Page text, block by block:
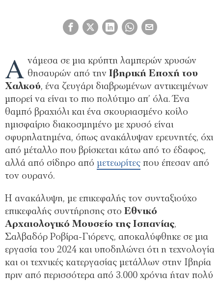
Α νάμεσα σε μια κρύπτη λαμπερών χρυσών
θησαυρών από τηνΙβηρική Εποχή του
Χαλκού, ένα ζευγάρι διαβρωμένων αντικειμένων
μπορεί να είναι το πιο πολύτιμο απ’ όλα. Ένα
θαμπό βραχιόλι και ένα σκουριασμένο κοίλο
ημισφαίριο διακοσμημένο με χρυσό είναι
σφυρηλατημένα, όπως ανακάλυψαν ερευνητές, όχι
από μέταλλο που βρίσκεται κάτω από το έδαφος,
αλλά από σίδηρο από μετεωρίτες που έπεσαν από
τον ουρανό.
Η ανακάλυψη, με επικεφαλής τον συνταξιούχο
επικεφαλής συντήρησης στο Εθνικό
Αρχαιολογικό Μουσείο της Ισπανίας,
Σαλβαδόρ Ροβίρα-Γιόρενς, αποκαλύφθηκε σε μια
εργασία του 2024 και υποδηλώνει ότι η τεχνολογία
και οι τεχνικές κατεργασίας μετάλλων στην Ιβηρία
πριν από περισσότερα από 3.000 χρόνια ήταν πολύ